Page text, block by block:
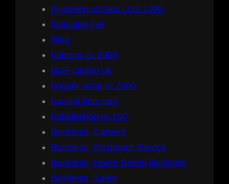
biyoenerjiuzmani.com 1000
bjbajiapp.live
Blog
bobrovs.ru 2000
BOF casino uk
bogatir-shop.ru 2000
bouillot-lino.com
bubbleshop.ru 150
Business, Careers
Business, Customer Service
Business, Home Based Business
Business, Sales